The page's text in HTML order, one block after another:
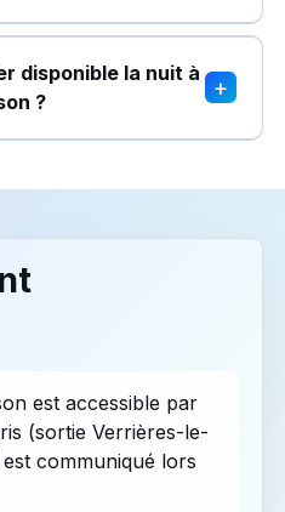
disponible la nuit à
?
+
est accessible par
(sortie Verrières-le-
communiqué lors